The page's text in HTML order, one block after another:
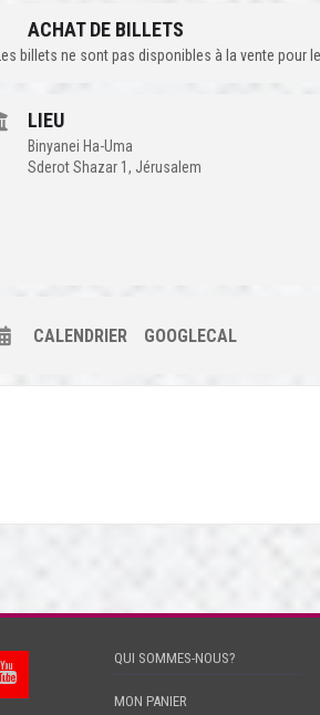
ACHAT DE BILLETS
Les billets ne sont pas disponibles à la vente pour
LIEU
Binyanei Ha-Uma
Sderot Shazar 1, Jérusalem
CALENDRIER GOOGLECAL
QUI SOMMES-NOUS?
MON PANIER